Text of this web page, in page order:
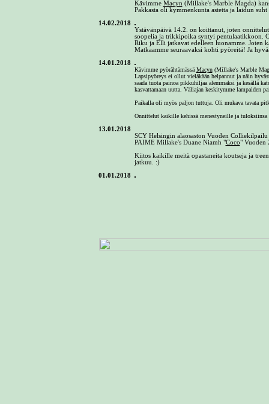
Kävimme Macyn (Millake's Marble Magda)
Pakkasta oli kymmenkunta astetta ja laidun
14.02.2018
Ystävänpäivä 14.2. on koittanut, joten
soopelia ja trikkipoika syntyi pentulaatikkoon.
Riku ja Elli jatkavat edelleen luonamme. Joten
Matkaamme seuraavaksi kohti pyöreitä! Ja
14.01.2018
Kävimme pyörähtämässä Macyn(Millake's Marble
Lapsipyöreys ei ollut vieläkään helpannut ja näin
saada tuota painoa pikkuhiljaa alemmaksi ja kesällä
kasvattamaan uutta. Väliajan keskitymme lampaiden
Paikalla oli myös paljon tuttuja. Oli mukava tavata
Onnittelut kaikille kehissä menestyneille ja
13.01.2018
SCY Helsingin alaosaston Vuoden
PAIME Millake's Duane Niamh "Coco" Vuoden
Kiitos kaikille meitä opastaneita koutseja ja
jatkuu. :)
01.01.2018